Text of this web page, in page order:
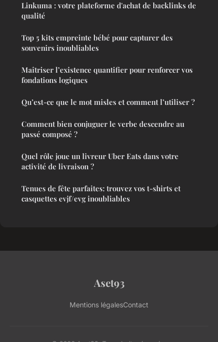
Linkuma : votre plateforme d'achat de backlinks de
qualité
Top 5 kits empreinte bébé pour capturer des
souvenirs inoubliables
Maîtriser l’existence quantifier pour renforcer vos
fondations logiques
Qu’est-ce que le mot misles et comment l’utiliser ?
Comment bien conjuguer le verbe descendre au
passé composé ?
Quel rôle joue un livreur Uber Eats dans votre
activité de livraison ?
Tenues de fête parfaites: trouvez vos t-shirts et
casquettes evjf/evg inoubliables
Aset93
Mentions légalesContact